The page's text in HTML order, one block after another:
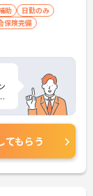
助
日勤のみ
保険完備
てもらう